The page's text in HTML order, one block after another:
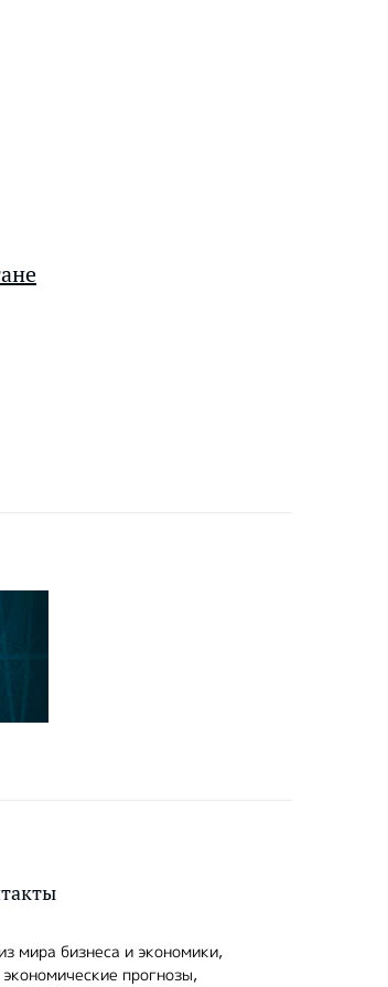
мира бизнеса и экономики,
прогнозы,